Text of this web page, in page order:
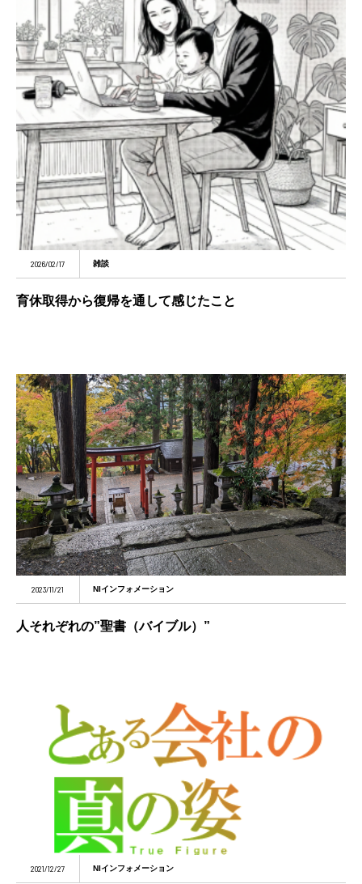
2026/02/17 雑談
育休取得から復帰を通して感じたこと
2023/11/21 NIインフォメーション
人それぞれの”聖書（バイブル）”
2021/12/27 NIインフォメーション